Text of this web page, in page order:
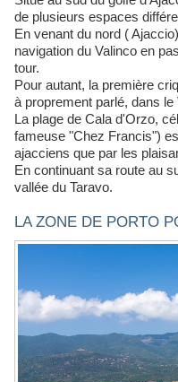
de plusieurs espaces
En venant du nord (
navigation du Valinco en
tour.
Pour autant, la première
à proprement parlé, dans le
La plage de Cala d'Orzo,
fameuse "Chez Francis")
ajacciens que par les
En continuant sa route au
vallée du Taravo.
LA ZONE DE PORTO